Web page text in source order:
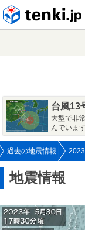
台風13
大型で非
んでいま
過去の地震情報
地震情報